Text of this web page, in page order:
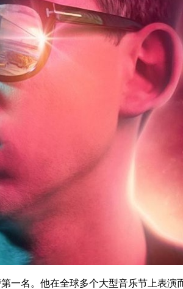
名。他在全球多个大型音乐节上表演